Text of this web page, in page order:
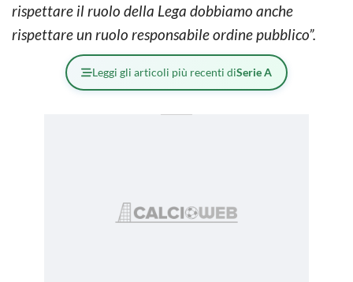
rispettare il ruolo della Lega dobbiamo anche
rispettare un ruolo responsabile ordine pubblico”.
Leggi gli articoli più recenti diSerie A